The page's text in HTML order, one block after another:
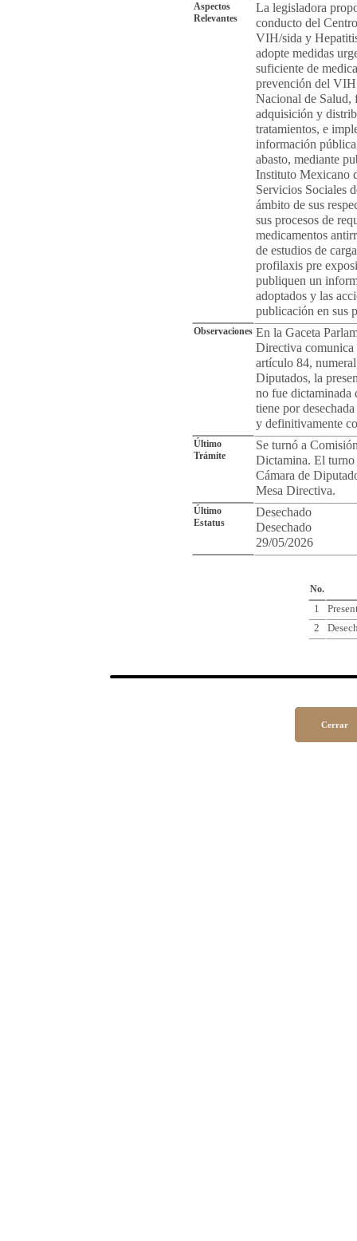
Aspectos
Relevantes
La legisladora
conducto del
VIH/sida y
adopte medidas
suficiente de
prevención del VIH
Nacional de Salud,
adquisición y
tratamientos, e
información
abasto, mediante
Instituto Mexicano
Servicios Sociales
ámbito de sus
sus procesos de
medicamentos
de estudios de
profilaxis pre
publiquen un
adoptados y las
publicación en sus
Observaciones En la Gaceta
Directiva comunica
artículo 84,
Diputados, la
no fue dictaminada
tiene por
y definitivamente
Último
Trámite
Se turnó a
Dictamina. El turno
Cámara de
Mesa Directiva.
Último
Estatus
Desechado
Desechado
29/05/2026
No.
1
2
Cerrar